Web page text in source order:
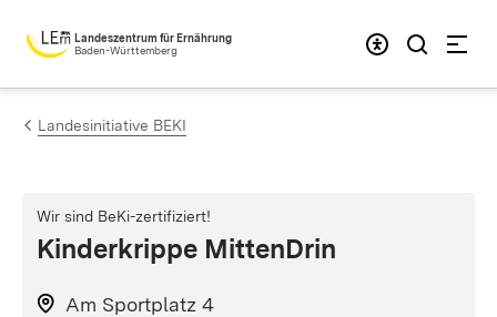
Zum Inhalt springen
Landeszentrum für Ernährung
Baden-Württemberg
Landesinitiative BEKI
Wir sind BeKi-zertifiziert!
Kinderkrippe MittenDrin
Am Sportplatz 4